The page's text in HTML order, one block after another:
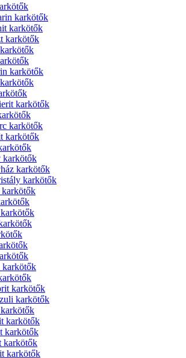
karkötők
karkötők
karkötők
karkötők
karkötők
karkötők
karkötők
karkötők
karkötők
karkötők
karkötők
karkötők
karkötők
karkötők
karkötők
karkötők
karkötők